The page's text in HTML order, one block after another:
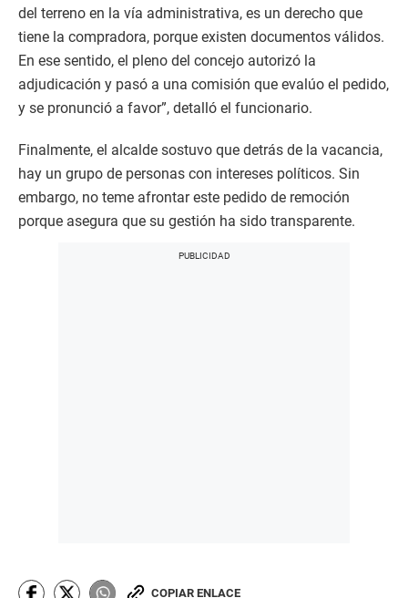
del terreno en la vía administrativa, es un derecho que
tiene la compradora, porque existen documentos válidos.
En ese sentido, el pleno del concejo autorizó la
adjudicación y pasó a una comisión que evalúo el pedido,
y se pronunció a favor”, detalló el funcionario.
Finalmente, el alcalde sostuvo que detrás de la vacancia,
hay un grupo de personas con intereses políticos. Sin
embargo, no teme afrontar este pedido de remoción
porque asegura que su gestión ha sido transparente.
COPIAR ENLACE